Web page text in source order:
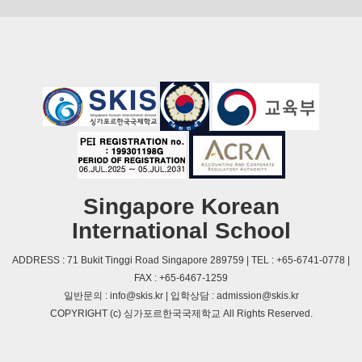
Singapore Korean
International School
ADDRESS : 71 Bukit Tinggi Road Singapore 289759 | TEL : +65-6741-0778 |
FAX : +65-6467-1259
일반문의 : info@skis.kr | 입학상담 : admission@skis.kr
COPYRIGHT (c) 싱가포르한국국제학교 All Rights Reserved.